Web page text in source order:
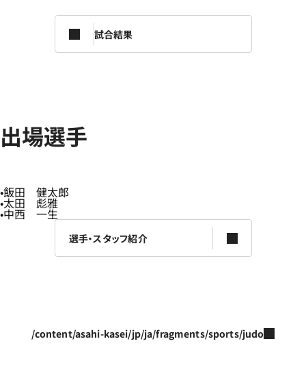
試合結果
出場選手
飯田 健太郎
太田 彪雅
中西 一生
選手・スタッフ紹介
/content/asahi-kasei/jp/ja/fragments/sports/judo